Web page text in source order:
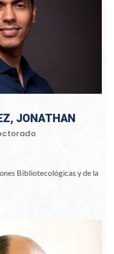
JONATHAN
Bibliotecológicas y de la